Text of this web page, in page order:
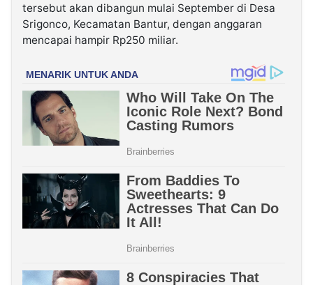
tersebut akan dibangun mulai September di Desa
Srigonco, Kecamatan Bantur, dengan anggaran
mencapai hampir Rp250 miliar.